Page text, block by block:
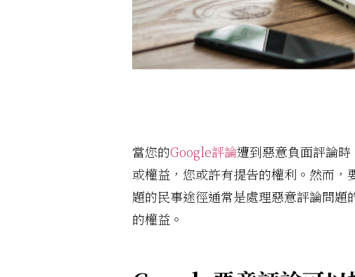
當您的Google評論遭到惡意負面評論
或權益，您或許有提告的權利。然而
題的民事途徑通常是處理惡意評論問
的權益。